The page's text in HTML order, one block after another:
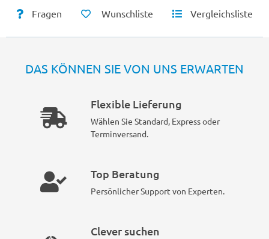
Fragen Wunschliste Vergleichsliste
DAS KÖNNEN SIE VON UNS ERWARTEN
Flexible Lieferung
Wählen Sie Standard, Express oder
Terminversand.
Top Beratung
Persönlicher Support von Experten.
Clever suchen